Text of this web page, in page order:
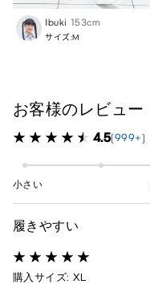
Ibuki 153cm
サイズ:M
お客様のレビュー
4.5(999+)
小さい
履きやすい
購入サイズ: XL